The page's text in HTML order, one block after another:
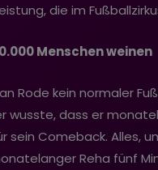
die im
Menschen weinen
Rode kein normaler
wusste, dass er
sein Comeback. Alles,
Reha fünf